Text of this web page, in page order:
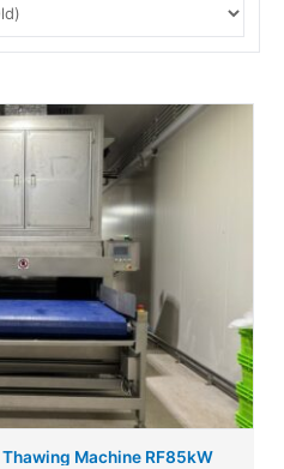
Machine RF85kW